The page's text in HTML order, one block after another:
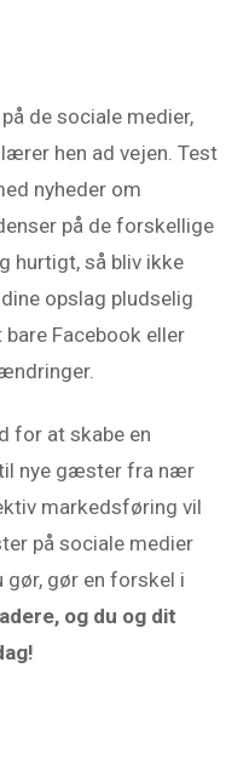
de sociale medier,
hen ad vejen. Test
nyheder om
på de forskellige
hurtigt, så bliv ikke
opslag pludselig
Facebook eller
for at skabe en
nye gæster fra nær
markedsføring vil
på sociale medier
gør, gør en forskel i
og du og dit